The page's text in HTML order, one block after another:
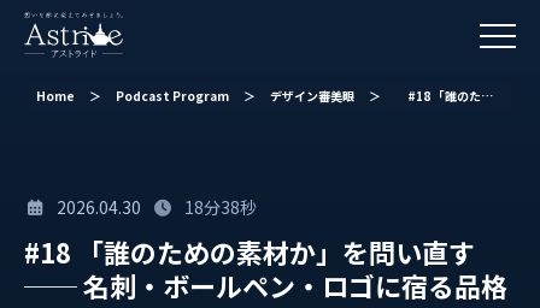
Home ＞ Podcast Program ＞ デザイン審美眼 ＞ #18 「誰のための素材か」を問い直す ── 名刺・ボールペン・ロゴに宿る品格
2026.04.30 18分38秒
#18 「誰のための素材か」を問い直す
── 名刺・ボールペン・ロゴに宿る品格